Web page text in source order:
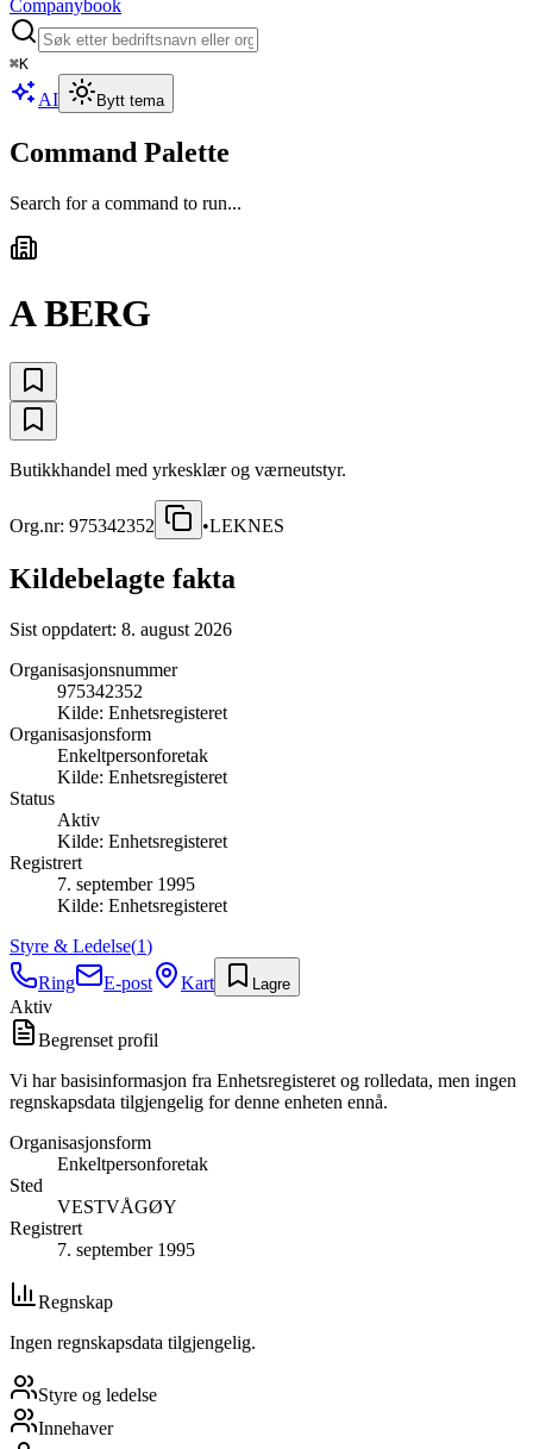
Companybook
⌘K
AI Bytt tema
Command Palette
Search for a command to run...
A BERG
Butikkhandel med yrkesklær og værneutstyr.
Org.nr: 975342352 •LEKNES
Kildebelagte fakta
Sist oppdatert: 8. august 2026
Organisasjonsnummer
975342352
Kilde: Enhetsregisteret
Organisasjonsform
Enkeltpersonforetak
Kilde: Enhetsregisteret
Status
Aktiv
Kilde: Enhetsregisteret
Registrert
7. september 1995
Kilde: Enhetsregisteret
Styre & Ledelse(1)
Ring
E-post Kart Lagre
Aktiv
Begrenset profil
Vi har basisinformasjon fra Enhetsregisteret og rolledata, men ingen
regnskapsdata tilgjengelig for denne enheten ennå.
Organisasjonsform
Enkeltpersonforetak
Sted
VESTVÅGØY
Registrert
7. september 1995
Regnskap
Ingen regnskapsdata tilgjengelig.
Styre og ledelse
Innehaver